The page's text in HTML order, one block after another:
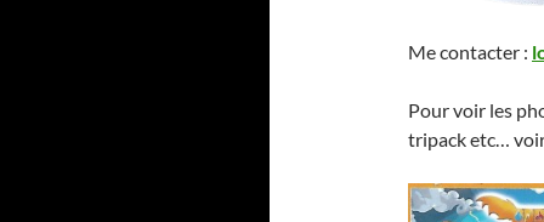
Me contacter :
Pour voir les
tripack etc…